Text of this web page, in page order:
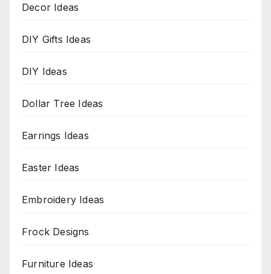
Decor Ideas
DIY Gifts Ideas
DIY Ideas
Dollar Tree Ideas
Earrings Ideas
Easter Ideas
Embroidery Ideas
Frock Designs
Furniture Ideas